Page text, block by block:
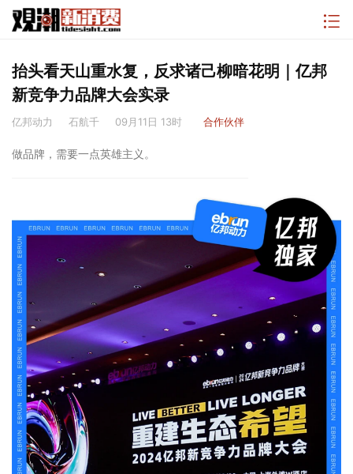
抬头看天山重水复，反求诸己柳暗花明｜亿邦
新竞争力品牌大会实录
亿邦动力 石航千 09月11日 13时 合作伙伴
做品牌，需要一点英雄主义。